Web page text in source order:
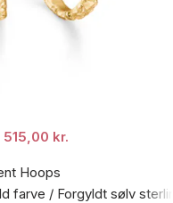
515,00 kr.
Hoops
farve / Forgyldt sølv